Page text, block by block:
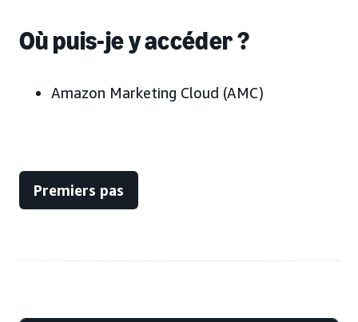
Où puis-je y accéder ?
Amazon Marketing Cloud (AMC)
Premiers pas